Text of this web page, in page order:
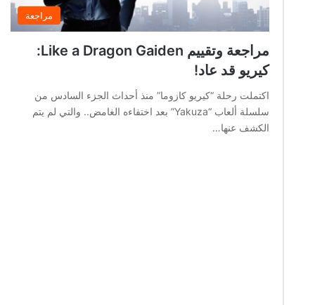
مراجعة
مراجعة وتقييم Like a Dragon Gaiden:
كيريو قد عاد!
اكتملت رحلة “كيريو كازوما” منذ أحداث الجزء السادس من
سلسلة ألعاب “Yakuza” بعد اختفاءه الغامض.. والتي لم يتم
الكشف عنها…